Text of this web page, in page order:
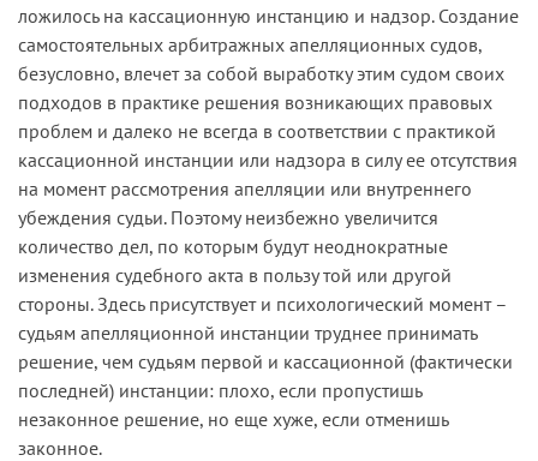
ложилось на кассационную инстанцию и надзор. Создание
самостоятельных арбитражных апелляционных судов,
безусловно, влечет за собой выработку этим судом своих
подходов в практике решения возникающих правовых
проблем и далеко не всегда в соответствии с практикой
кассационной инстанции или надзора в силу ее отсутствия
на момент рассмотрения апелляции или внутреннего
убеждения судьи. Поэтому неизбежно увеличится
количество дел, по которым будут неоднократные
изменения судебного акта в пользу той или другой
стороны. Здесь присутствует и психологический момент –
судьям апелляционной инстанции труднее принимать
решение, чем судьям первой и кассационной (фактически
последней) инстанции: плохо, если пропустишь
незаконное решение, но еще хуже, если отменишь
законное.